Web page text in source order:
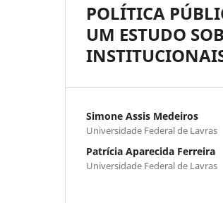
POLÍTICA
UM ESTUDO
Simone Assis Medeiros
Universidade Federal de Lavras
Patrícia Aparecida Ferreira
Universidade Federal de Lavras